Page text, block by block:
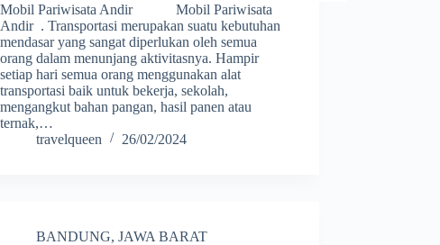
Mobil Pariwisata Andir Mobil Pariwisata
Andir . Transportasi merupakan suatu kebutuhan
mendasar yang sangat diperlukan oleh semua
orang dalam menunjang aktivitasnya. Hampir
setiap hari semua orang menggunakan alat
transportasi baik untuk bekerja, sekolah,
mengangkut bahan pangan, hasil panen atau
ternak,…
travelqueen
26/02/2024
BANDUNG,JAWA BARAT